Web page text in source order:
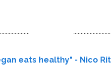
eats healthy" - Nico